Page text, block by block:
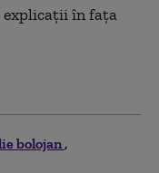
explicații în fața
bolojan